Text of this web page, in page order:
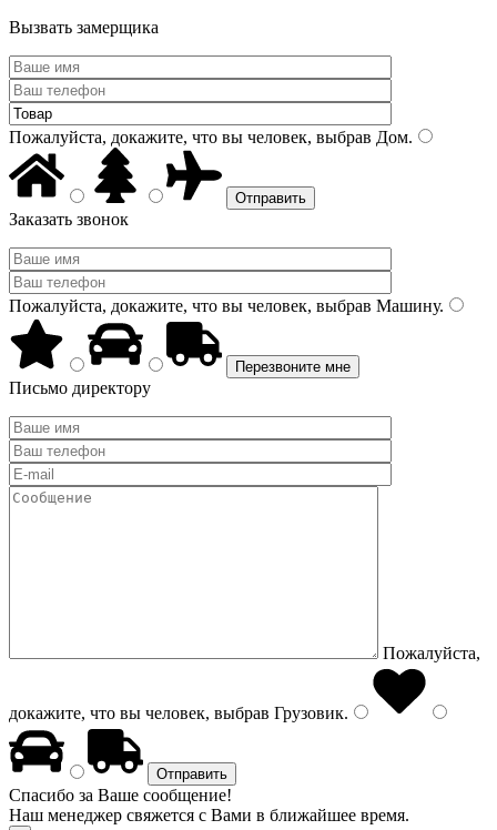
Вызвать замерщика
Пожалуйста, докажите, что вы человек, выбрав Дом.
Заказать звонок
Пожалуйста, докажите, что вы человек, выбрав Машину.
Письмо директору
Пожалуйста,
докажите, что вы человек, выбрав Грузовик.
Спасибо за Ваше сообщение!
Наш менеджер свяжется с Вами в ближайшее время.